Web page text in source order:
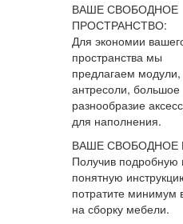
ВАШЕ СВОБОДНОЕ
ПРОСТРАНСТВО:
Для экономии
пространства мы
предлагаем модули,
антресоли, большое
разнообразие
для наполнения.
ВАШЕ СВОБОДНОЕ
Получив подробную
понятную
потратите минимум
на сборку мебели.